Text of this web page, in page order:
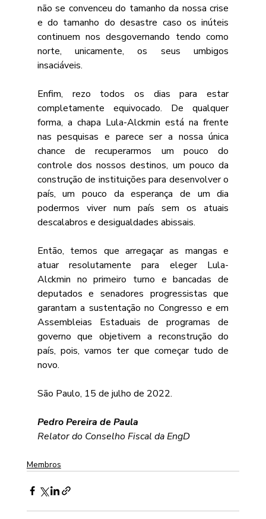
não se convenceu do tamanho da nossa crise
e do tamanho do desastre caso os inúteis
continuem nos desgovernando tendo como
norte, unicamente, os seus umbigos
insaciáveis.
Enfim, rezo todos os dias para estar
completamente equivocado. De qualquer
forma, a chapa Lula-Alckmin está na frente
nas pesquisas e parece ser a nossa única
chance de recuperarmos um pouco do
controle dos nossos destinos, um pouco da
construção de instituições para desenvolver o
país, um pouco da esperança de um dia
podermos viver num país sem os atuais
descalabros e desigualdades abissais.
Então, temos que arregaçar as mangas e
atuar resolutamente para eleger Lula-
Alckmin no primeiro turno e bancadas de
deputados e senadores progressistas que
garantam a sustentação no Congresso e em
Assembleias Estaduais de programas de
governo que objetivem a reconstrução do
país, pois, vamos ter que começar tudo de
novo.
São Paulo, 15 de julho de 2022.
Pedro Pereira de Paula
Relator do Conselho Fiscal da EngD
Membros